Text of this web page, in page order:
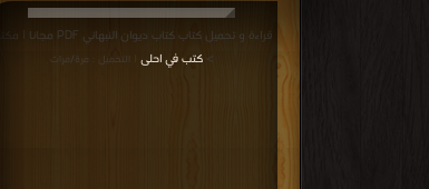
قراءة و تحميل كتاب كتاب ديوان النبهاني PDF مجانا | مكتبة
>كتب في احلى | التحميل : مرة/مرات